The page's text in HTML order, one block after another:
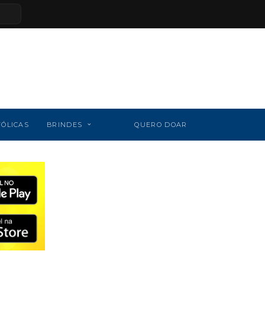
BRINDES QUERO DOAR